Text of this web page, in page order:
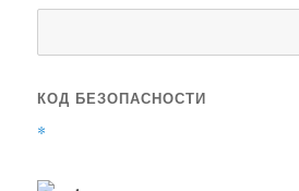
КОД БЕЗОПАСНОСТИ
*